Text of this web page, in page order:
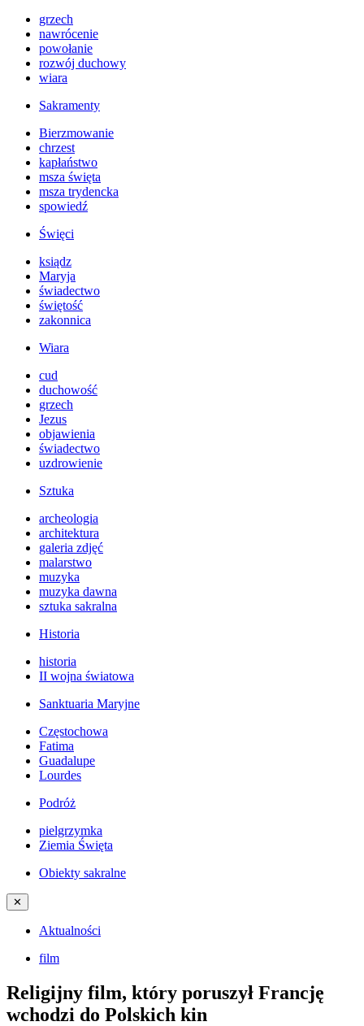
grzech
nawrócenie
powołanie
rozwój duchowy
wiara
Sakramenty
Bierzmowanie
chrzest
kapłaństwo
msza święta
msza trydencka
spowiedź
Święci
ksiądz
Maryja
świadectwo
świętość
zakonnica
Wiara
cud
duchowość
grzech
Jezus
objawienia
świadectwo
uzdrowienie
Sztuka
archeologia
architektura
galeria zdjęć
malarstwo
muzyka
muzyka dawna
sztuka sakralna
Historia
historia
II wojna światowa
Sanktuaria Maryjne
Częstochowa
Fatima
Guadalupe
Lourdes
Podróż
pielgrzymka
Ziemia Święta
Obiekty sakralne
✕
Aktualności
film
Religijny film, który poruszył Francję
wchodzi do Polskich kin